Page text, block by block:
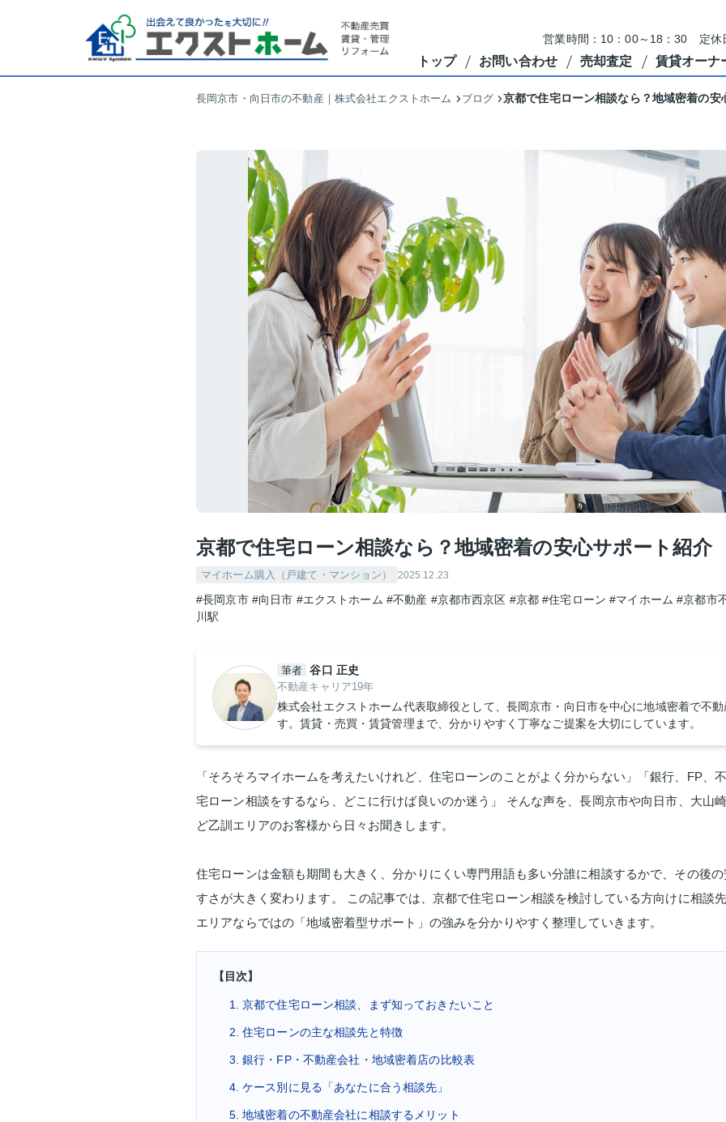
営業時間：10：00～18：30 定
トップ お問い合わせ 売却査定 賃貸オーナ
長岡京市・向日市の不動産｜株式会社エクストホーム ブログ 京都で住宅ローン相談なら？地域密着の安
京都で住宅ローン相談なら？地域密着の安心サポート紹介
マイホーム購入（戸建て・マンション） 2025.12.23
#長岡京市 #向日市 #エクストホーム #不動産 #京都市西京区 #京都 #住宅ローン #マイホーム #京都市
川駅
筆者 谷口 正史
不動産キャリア19年
株式会社エクストホーム代表取締役として、長岡京市・向日市を中心に地域密着で不
す。賃貸・売買・賃貸管理まで、分かりやすく丁寧なご提案を大切にしています。
「そろそろマイホームを考えたいけれど、住宅ローンのことがよく分からない」「銀行、FP、
宅ローン相談をするなら、どこに行けば良いのか迷う」 そんな声を、長岡京市や向日市、大山
ど乙訓エリアのお客様から日々お聞きします。
住宅ローンは金額も期間も大きく、分かりにくい専門用語も多い分誰に相談するかで、その後
すさが大きく変わります。 この記事では、京都で住宅ローン相談を検討している方向けに相談
エリアならではの「地域密着型サポート」の強みを分かりやすく整理していきます。
【目次】
1. 京都で住宅ローン相談、まず知っておきたいこと
2. 住宅ローンの主な相談先と特徴
3. 銀行・FP・不動産会社・地域密着店の比較表
4. ケース別に見る「あなたに合う相談先」
5. 地域密着の不動産会社に相談するメリット